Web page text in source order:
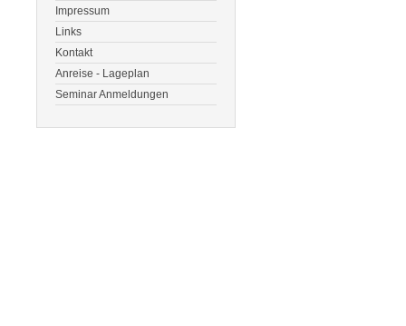
Impressum
Links
Kontakt
Anreise - Lageplan
Seminar Anmeldungen